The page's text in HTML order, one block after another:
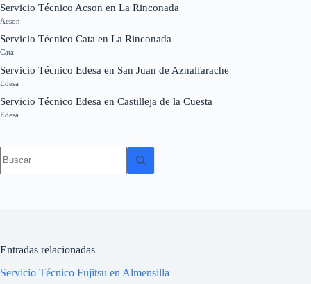
Servicio Técnico Acson en La Rinconada
Acson
Servicio Técnico Cata en La Rinconada
Cata
Servicio Técnico Edesa en San Juan de Aznalfarache
Edesa
Servicio Técnico Edesa en Castilleja de la Cuesta
Edesa
resultados
Entradas relacionadas
Servicio Técnico Fujitsu en Almensilla